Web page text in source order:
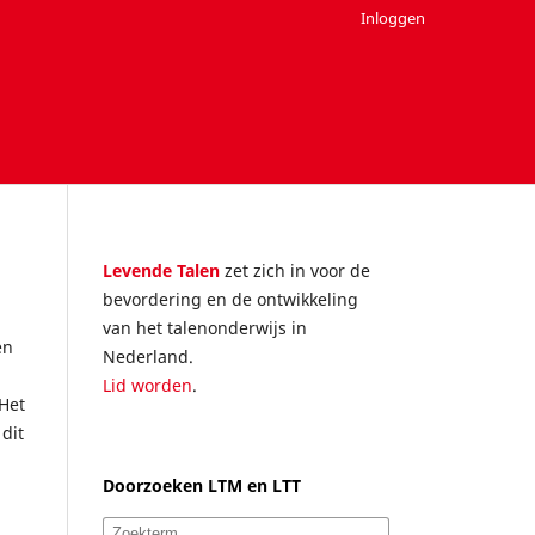
Inloggen
dit
Levende Talen zet zich in voor de
bevordering en de ontwikkeling
van het talenonderwijs in
Nederland.
Lid worden.
Doorzoeken LTM en LTT